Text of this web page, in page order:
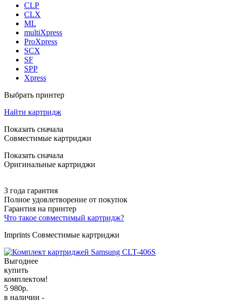
CLP
CLX
ML
multiXpress
ProXpress
SCX
SF
SPP
Xpress
Выбрать принтер
Найти картридж
Показать сначала
Совместимые картриджи
Показать сначала
Оригинальные картриджи
3 года гарантия
Полное удовлетворение от покупок
Гарантия на принтер
Что такое совместимый картридж?
Imprints Совместимые картриджи
Выгоднее
купить
комплектом!
5 980р.
в наличии -